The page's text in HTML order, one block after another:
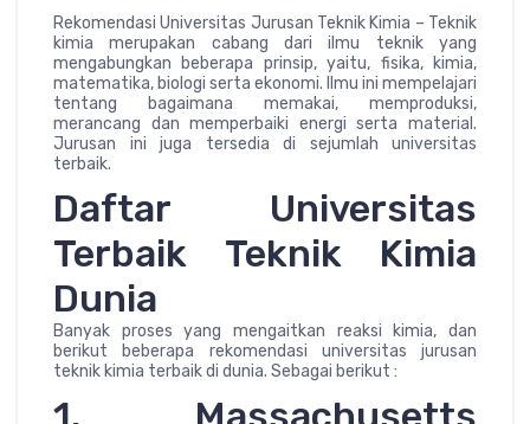
Rekomendasi Universitas Jurusan Teknik Kimia – Teknik
kimia merupakan cabang dari ilmu teknik yang
mengabungkan beberapa prinsip, yaitu, fisika, kimia,
matematika, biologi serta ekonomi. Ilmu ini mempelajari
tentang bagaimana memakai, memproduksi,
merancang dan memperbaiki energi serta material.
Jurusan ini juga tersedia di sejumlah universitas
terbaik.
Daftar Universitas
Terbaik Teknik Kimia
Dunia
Banyak proses yang mengaitkan reaksi kimia, dan
berikut beberapa rekomendasi universitas jurusan
teknik kimia terbaik di dunia. Sebagai berikut :